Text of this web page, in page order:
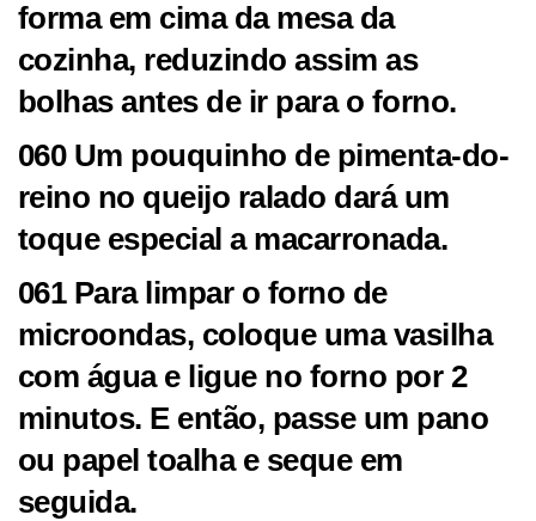
forma em cima da mesa da
cozinha, reduzindo assim as
bolhas antes de ir para o forno.
060 Um pouquinho de pimenta-do-
reino no queijo ralado dará um
toque especial a macarronada.
061 Para limpar o forno de
microondas, coloque uma vasilha
com água e ligue no forno por 2
minutos. E então, passe um pano
ou papel toalha e seque em
seguida.